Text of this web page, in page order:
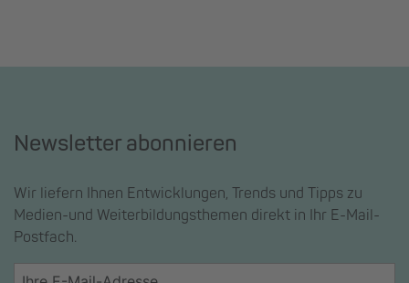
Newsletter abonnieren
Wir liefern Ihnen Entwicklungen, Trends und Tipps zu
Medien-und Weiterbildungsthemen direkt in Ihr E-Mail-
Postfach.